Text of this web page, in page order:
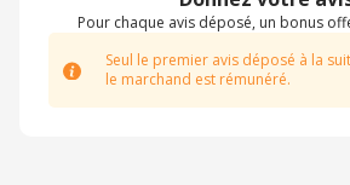
Pour chaque avis déposé, un bonus
Seul le premier avis déposé à la
le marchand est rémunéré.